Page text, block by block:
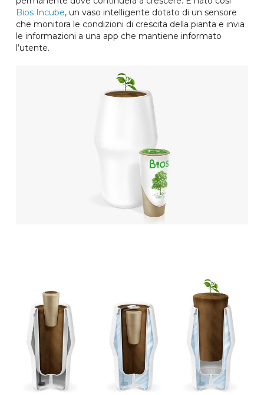
Bios Incube, un vaso intelligente dotato di un sensore
che monitora le condizioni di crescita della pianta e invia
le informazioni a una app che mantiene informato
l’utente.